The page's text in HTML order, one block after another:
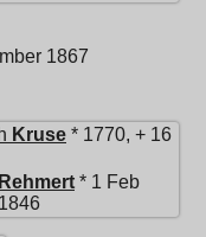
1867
Kruse * 1770, + 16
Rehmert * 1 Feb